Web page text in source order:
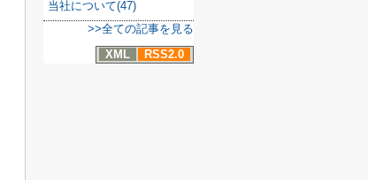
当社について(47)
>>全ての記事を見る
XML
RSS2.0